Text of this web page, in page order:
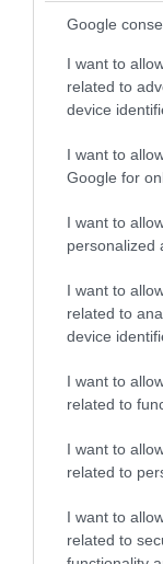
Google
I want to
related to
device
I want to
Google for
I want to
personalized
I want to
related to
device
I want to
related to
I want to
related to
I want to
related to
08.08.2026 | 09:02
«Η απόλυτη
του Αρκά